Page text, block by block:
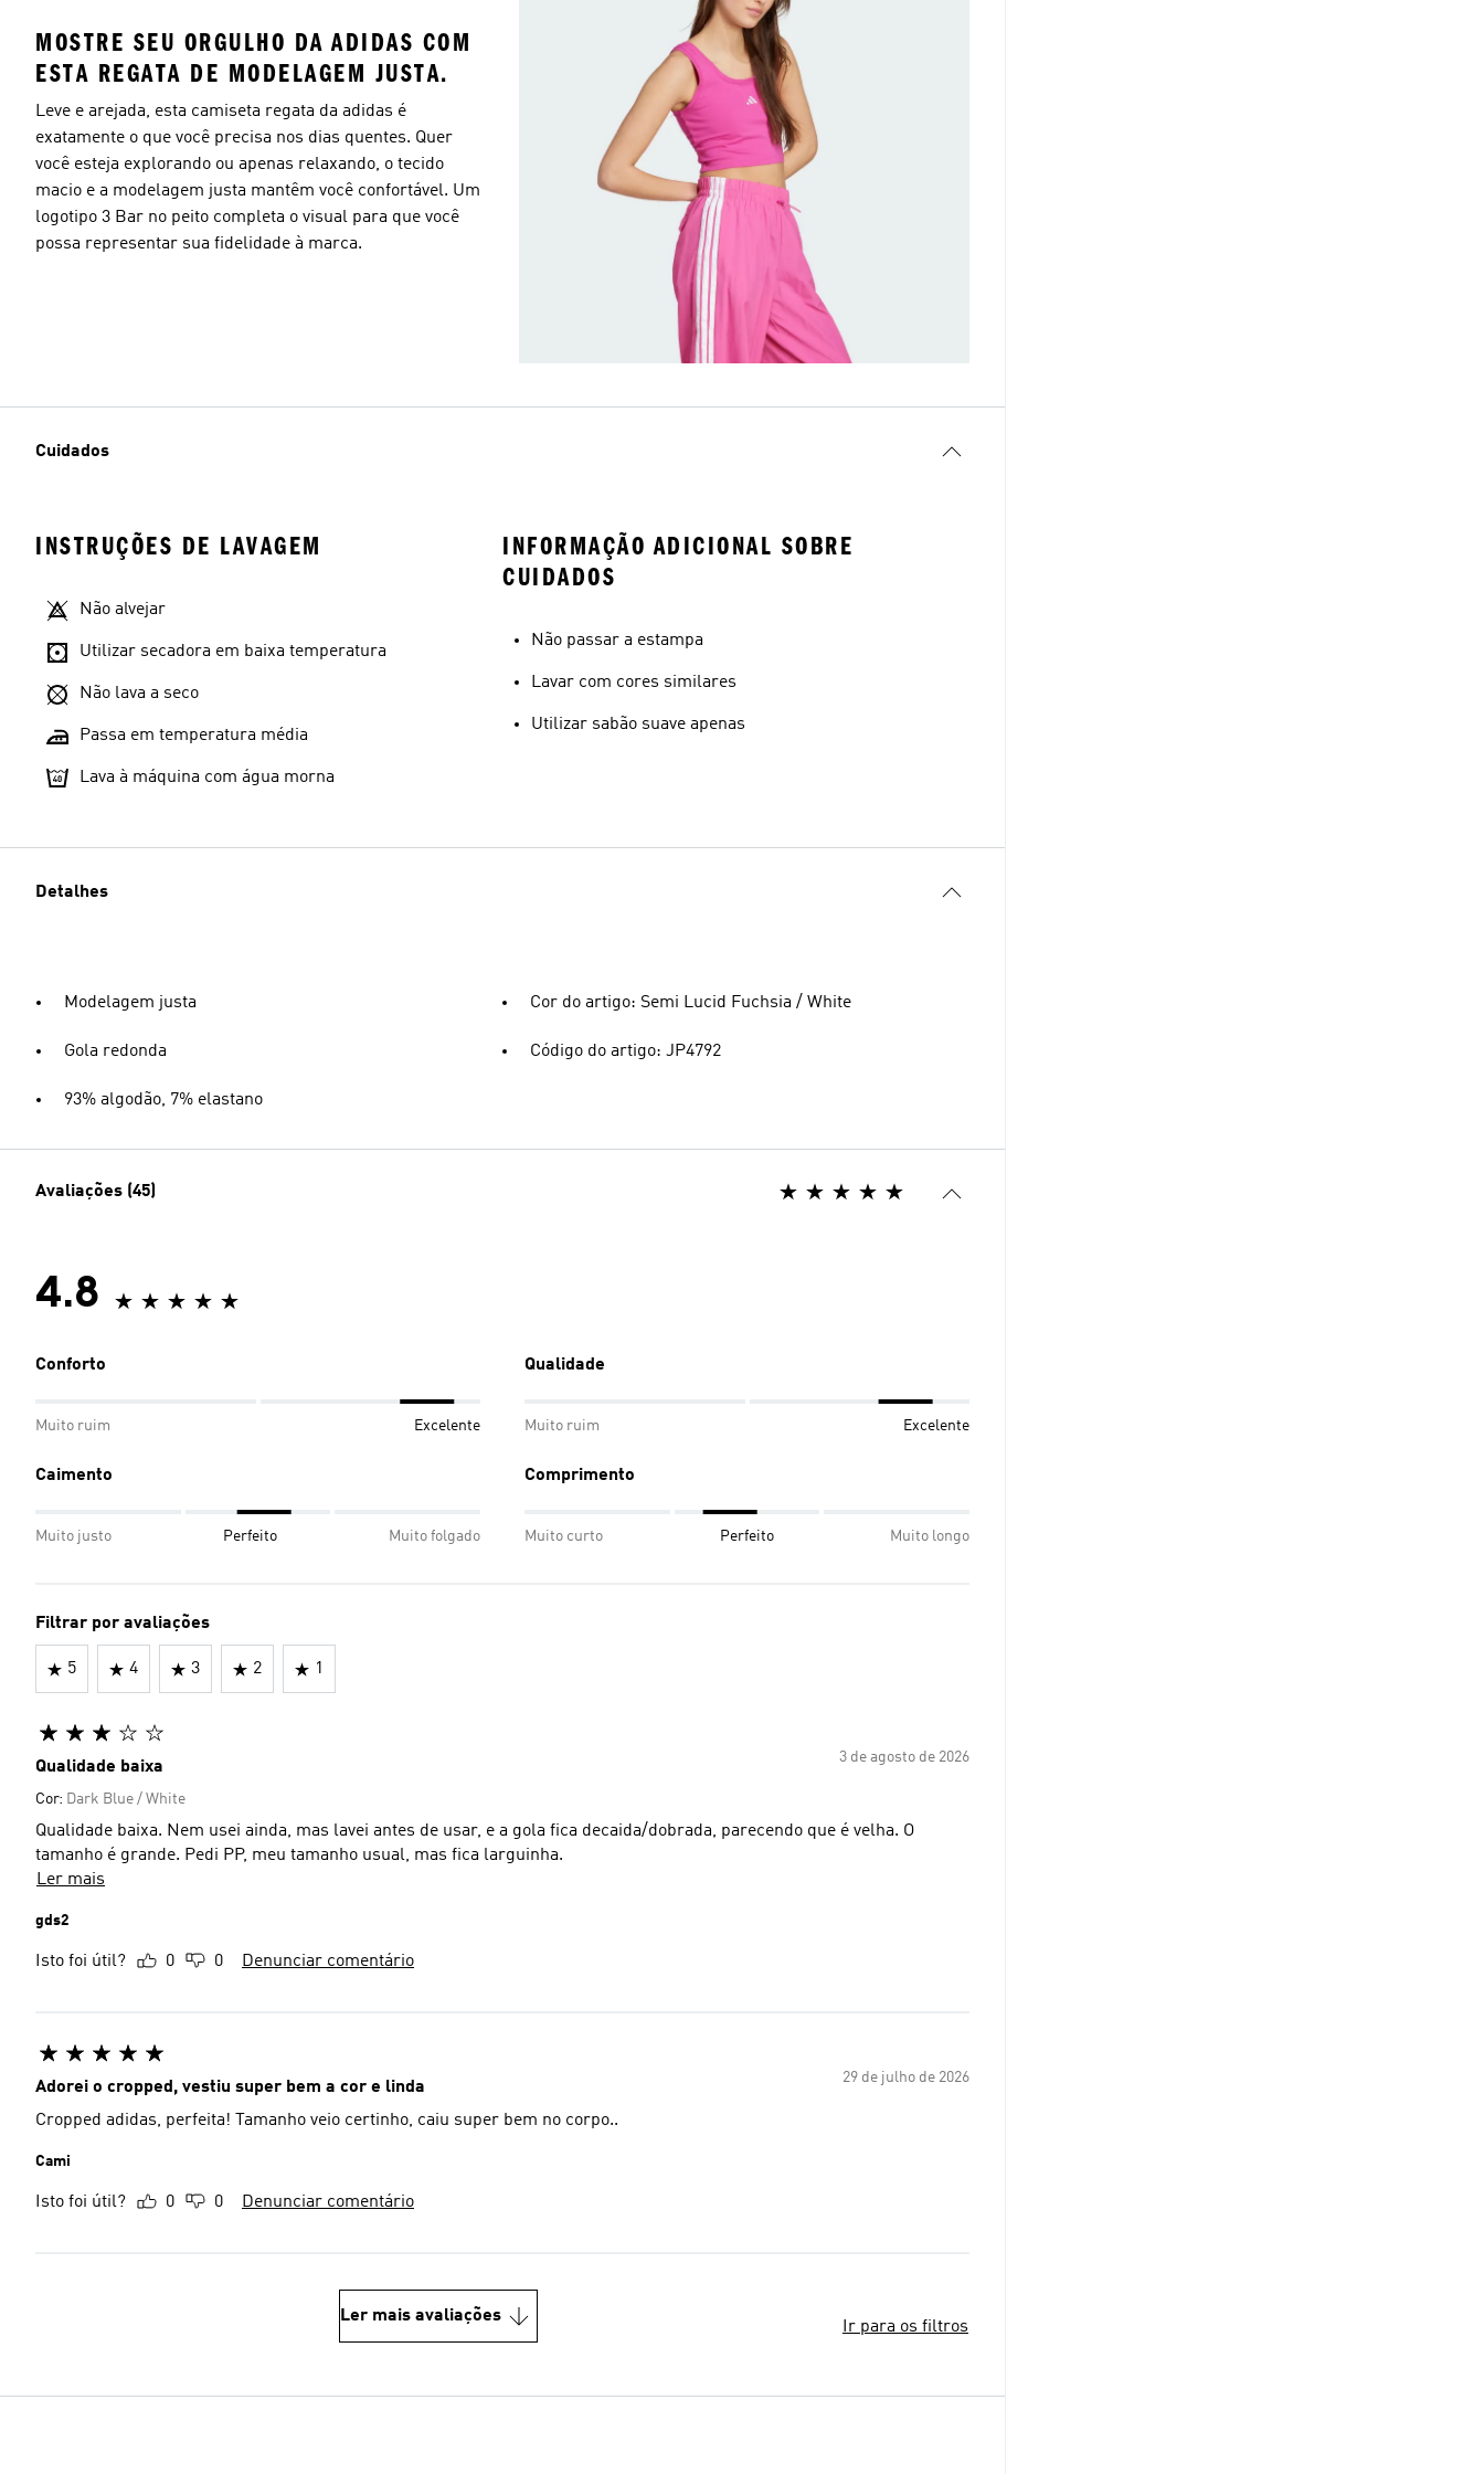
Tamanho do modelo
MOSTRE SEU ORGULHO DA ADIDAS COM
ESTA REGATA DE MODELAGEM JUSTA.
Leve e arejada, esta camiseta regata da adidas é
exatamente o que você precisa nos dias quentes. Quer
você esteja explorando ou apenas relaxando, o tecido
macio e a modelagem justa mantêm você confortável. Um
logotipo 3 Bar no peito completa o visual para que você
possa representar sua fidelidade à marca.
Cuidados
INSTRUÇÕES DE LAVAGEM
Não alvejar
Utilizar secadora em baixa temperatura
Não lava a seco
Passa em temperatura média
Lava à máquina com água morna
INFORMAÇÃO ADICIONAL SOBRE
CUIDADOS
Não passar a estampa
Lavar com cores similares
Utilizar sabão suave apenas
Detalhes
Modelagem justa
Gola redonda
93% algodão, 7% elastano
Cor do artigo: Semi Lucid Fuchsia / White
Código do artigo: JP4792
Avaliações (45)
4.8
Conforto
Muito ruim Excelente
Qualidade
Muito ruim Excelente
Caimento
Muito justo Perfeito Muito folgado
Comprimento
Muito curto Perfeito Muito longo
Filtrar por avaliações
5 4 3 2 1
3 de agosto de 2026
Qualidade baixa
Cor: Dark Blue / White
Qualidade baixa. Nem usei ainda, mas lavei antes de usar, e a gola fica decaida/dobrada, parecendo que é velha. O
tamanho é grande. Pedi PP, meu tamanho usual, mas fica larguinha.
Ler mais
gds2
Isto foi útil? 0 0 Denunciar comentário
29 de julho de 2026
Adorei o cropped, vestiu super bem a cor e linda
Cropped adidas, perfeita! Tamanho veio certinho, caiu super bem no corpo..
Cami
Isto foi útil? 0 0 Denunciar comentário
Ler mais avaliações
Ir para os filtros